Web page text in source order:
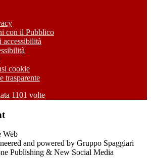
con il Pubblico
cookie
trasparente
1101 volte
and powered by Gruppo Spaggiari
Publishing & New Social Media